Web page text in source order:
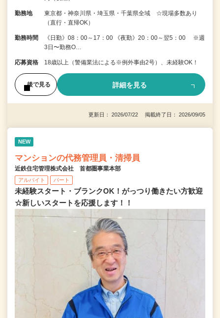
勤務地
東京都・神奈川県・埼玉県・千葉県全域 ☆現場多数あり
（直行・直帰OK）
勤務時間
《日勤》08：00～17：00 《夜勤》20：00～翌5：00 ※週
3日〜勤務O…
応募資格 18歳以上（警備業法による※例外事由2号）、未経験OK！
後で見る 詳細を見る
更新日： 2026/07/22 掲載終了日： 2026/09/05
NEW
マンションの代務管理員・清掃員
近鉄住宅管理株式会社 首都圏事業本部
アルバイト パート
未経験スタート・ブランクOK！がっつり働きたい方歓迎
☆新しいスタートを応援します！！